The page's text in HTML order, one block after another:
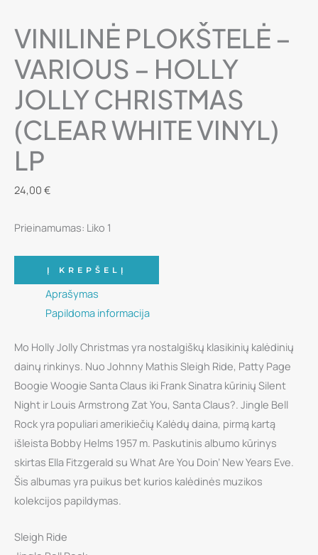
VINILINĖ PLOKŠTELĖ –
VARIOUS – HOLLY
JOLLY CHRISTMAS
(CLEAR WHITE VINYL)
LP
24,00 €
Prieinamumas: Liko 1
produkto
kiekis:
Vinilinė
plokštelė
-
Various
-
Holly
Jolly
Christmas
(Clear
White
Vinyl)
Į KREPŠELĮ
Aprašymas
Papildoma informacija
Mo Holly Jolly Christmas yra nostalgiškų klasikinių kalėdinių
dainų rinkinys. Nuo Johnny Mathis Sleigh Ride, Patty Page
Boogie Woogie Santa Claus iki Frank Sinatra kūrinių Silent
Night ir Louis Armstrong Zat You, Santa Claus?. Jingle Bell
Rock yra populiari amerikiečių Kalėdų daina, pirmą kartą
išleista Bobby Helms 1957 m. Paskutinis albumo kūrinys
skirtas Ella Fitzgerald su What Are You Doin’ New Years Eve.
Šis albumas yra puikus bet kurios kalėdinės muzikos
kolekcijos papildymas.
Sleigh Ride